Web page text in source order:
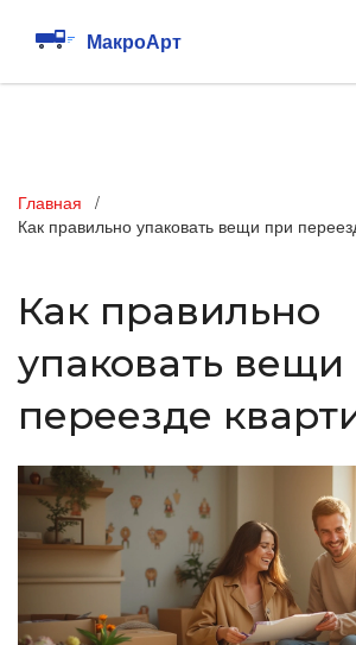
Главная
Как правильно упаковать вещи при
Как правильно
упаковать вещи
переезде